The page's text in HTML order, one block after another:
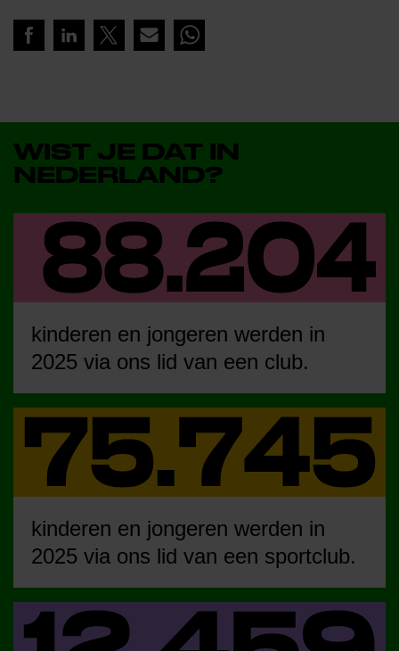
WIST JE DAT IN
NEDERLAND?
kinderen en jongeren werden in
2025 via ons lid van een club.
kinderen en jongeren werden in
2025 via ons lid van een sportclub.